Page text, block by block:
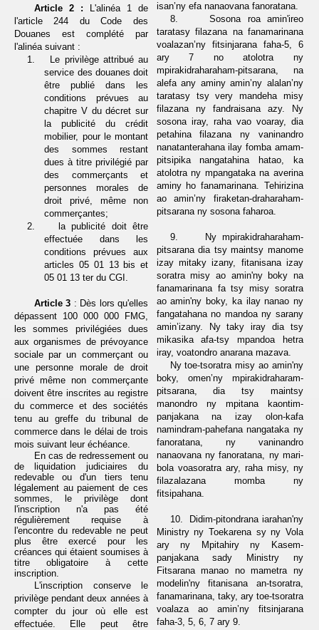
Article 2 :
L'alinéa 1 de
l'article 244 du Code des
Douanes est complété par
l'alinéa suivant :
1.
Le privilège attribué au
service des douanes doit
être publié dans les
conditions prévues au
chapitre V du décret sur
la publicité du crédit
mobilier, pour le montant
des sommes restant
dues à titre privilégié par
des commerçants et
personnes morales de
droit privé, même non
commerçantes;
2.
la publicité doit être
effectuée dans les
conditions prévues aux
articles 05 01 13 bis et
05 01 13 ter du CGI.
Article 3 : Dès lors qu'elles
dépassent 100 000 000 FMG,
les sommes privilégiées dues
aux organismes de prévoyance
sociale par un commerçant ou
une personne morale de droit
privé même non commerçante
doivent être inscrites au registre
du commerce et des sociétés
tenu au greffe du tribunal de
commerce dans le délai de trois
mois suivant leur échéance.
En cas de redressement ou
de liquidation judiciaires du
redevable ou d'un tiers tenu
légalement au paiement de ces
sommes, le privilège dont
l'inscription n'a pas été
régulièrement requise à
l'encontre du redevable ne peut
plus être exercé pour les
créances qui étaient soumises à
titre obligatoire à cette
inscription.
L'inscription conserve le
privilège pendant deux années à
compter du jour où elle est
effectuée. Elle peut être
isan’ny efa nanaovana fanoratana.
8.
Sosona roa amin'ireo
taratasy filazana na fanamarinana
voalazan’ny fitsinjarana faha-5, 6
ary 7 no atolotra ny
mpirakidraharaham-pitsarana, na
alefa any aminy amin’ny alalan’ny
taratasy tsy very mandeha misy
filazana ny fandraisana azy. Ny
sosona iray, raha vao voaray, dia
petahina filazana ny vaninandro
nanatanterahana ilay fomba amam-
pitsipika nangatahina hatao, ka
atolotra ny mpangataka na averina
aminy ho fanamarinana. Tehirizina
ao amin’ny firaketan-draharaham-
pitsarana ny sosona faharoa.
9.
Ny mpirakidraharaham-
pitsarana dia tsy maintsy manome
izay mitaky izany, fitanisana izay
soratra misy ao amin'ny boky na
fanamarinana fa tsy misy soratra
ao amin'ny boky, ka ilay nanao ny
fangatahana no mandoa ny sarany
amin’izany. Ny taky iray dia tsy
mikasika afa-tsy mpandoa hetra
iray, voatondro anarana mazava.
Ny toe-tsoratra misy ao amin'ny
boky, omen’ny mpirakidraharam-
pitsarana, dia tsy maintsy
manondro
ny mpitana kaontim-
panjakana na izay olon-kafa
namindram-pahefana nangataka ny
fanoratana, ny vaninandro
nanaovana ny fanoratana, ny mari-
bola voasoratra ary, raha misy, ny
filazalazana momba ny
fitsipahana.
10.
Didim-pitondrana iarahan'ny
Ministry ny Toekarena sy ny Vola
ary ny Mpitahiry
ny Kasem-
panjakana sady Ministry ny
Fitsarana manao no mametra ny
modelin'ny fitanisana an-tsoratra,
fanamarinana, taky, ary toe-tsoratra
voalaza ao amin’ny fitsinjarana
faha-3, 5, 6, 7 ary 9.